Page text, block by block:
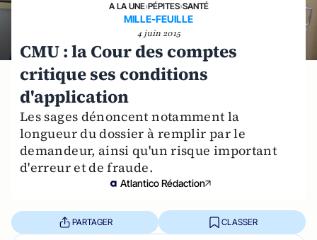
A LA UNE›PÉPITES›SANTÉ
MILLE-FEUILLE
4 juin 2015
CMU : la Cour des comptes
critique ses conditions
d'application
Les sages dénoncent notamment la
longueur du dossier à remplir par le
demandeur, ainsi qu'un risque important
d'erreur et de fraude.
Atlantico Rédaction
PARTAGER CLASSER